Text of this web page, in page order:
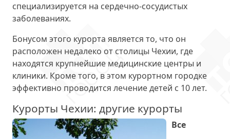
специализируется на сердечно-сосудистых
заболеваниях.
Бонусом этого курорта является то, что он
расположен недалеко от столицы Чехии, где
находятся крупнейшие медицинские центры и
клиники. Кроме того, в этом курортном городке
эффективно проводится лечение детей с 10 лет.
Курорты Чехии: другие курорты
Все